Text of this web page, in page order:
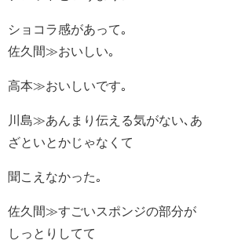
ショコラ感があって｡
佐久間≫おいしい｡
高本≫おいしいです｡
川島≫あんまり伝える気がない､あ
ざといとかじゃなくて
聞こえなかった｡
佐久間≫すごいスポンジの部分が
しっとりしてて